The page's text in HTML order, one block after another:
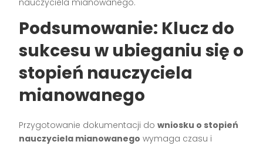
Podsumowanie: Klucz do
sukcesu w ubieganiu się o
stopień nauczyciela
mianowanego
Przygotowanie dokumentacji downiosku o stopień
nauczyciela mianowanego wymaga czasu i